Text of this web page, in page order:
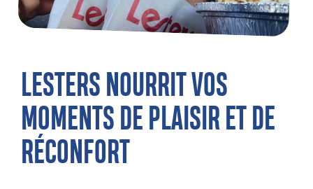
LESTERS NOURRIT VOS
MOMENTS DE PLAISIR ET DE
RÉCONFORT